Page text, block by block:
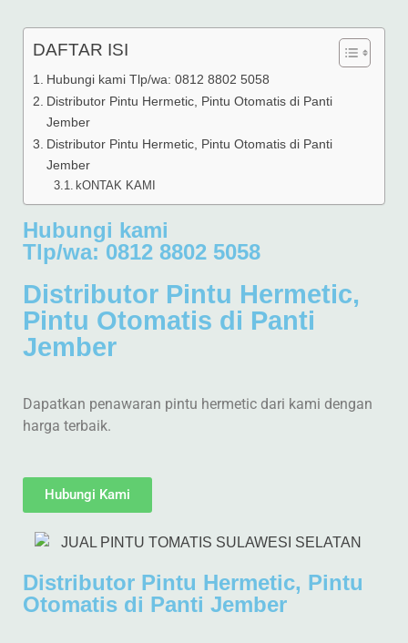
DAFTAR ISI
Hubungi kami Tlp/wa: 0812 8802 5058
Distributor Pintu Hermetic, Pintu Otomatis di Panti
Jember
Distributor Pintu Hermetic, Pintu Otomatis di Panti
Jember
kONTAK KAMI
Hubungi kami
Tlp/wa: 0812 8802 5058
Distributor Pintu Hermetic,
Pintu Otomatis di Panti
Jember
Dapatkan penawaran pintu hermetic dari kami dengan
harga terbaik.
Hubungi Kami
Distributor Pintu Hermetic, Pintu
Otomatis di Panti Jember